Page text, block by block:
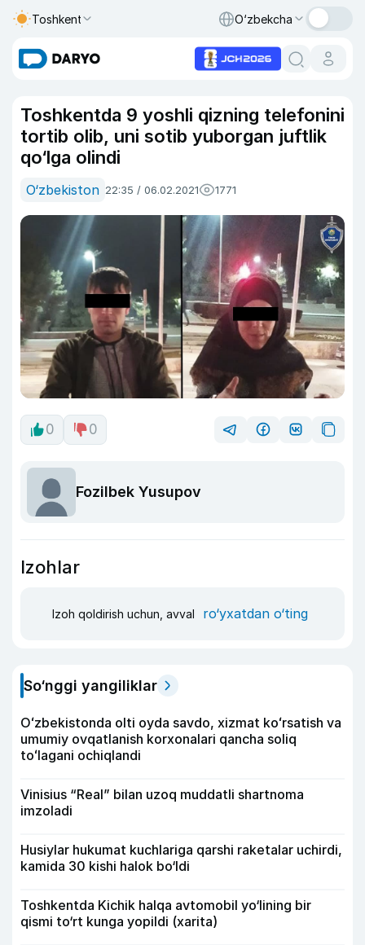
Toshkent O‘zbekcha
Toshkentda 9 yoshli qizning telefonini
tortib olib, uni sotib yuborgan juftlik
qo‘lga olindi
O‘zbekiston 22:35 / 06.02.2021 1771
0 0
Fozilbek Yusupov
Izohlar
Izoh qoldirish uchun, avval ro‘yxatdan o‘ting
So‘nggi yangiliklar
Oʻzbekistonda olti oyda savdo, xizmat koʻrsatish va
umumiy ovqatlanish korxonalari qancha soliq
toʻlagani ochiqlandi
Vinisius “Real” bilan uzoq muddatli shartnoma
imzoladi
Husiylar hukumat kuchlariga qarshi raketalar uchirdi,
kamida 30 kishi halok bo‘ldi
Toshkentda Kichik halqa avtomobil yo‘lining bir
qismi to‘rt kunga yopildi (xarita)